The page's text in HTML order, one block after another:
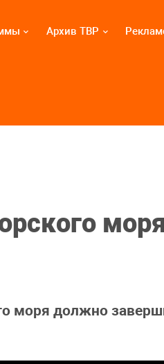
Архив ТВР
моря должно